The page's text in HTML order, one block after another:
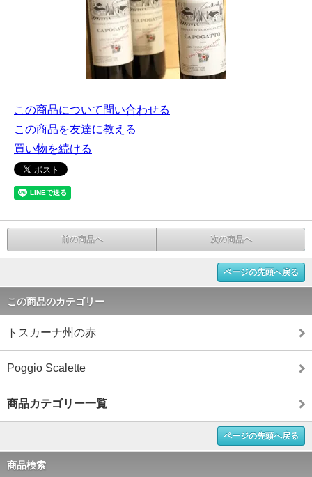
この商品について問い合わせる
この商品を友達に教える
買い物を続ける
前の商品へ 次の商品へ
ページの先頭へ戻る
この商品のカテゴリー
トスカーナ州の赤
Poggio Scalette
商品カテゴリー一覧
ページの先頭へ戻る
商品検索